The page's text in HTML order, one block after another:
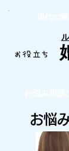
お悩